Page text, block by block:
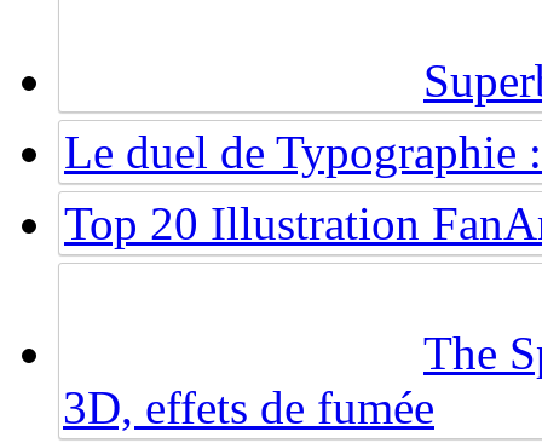
Le duel de
Top 20 Illustration
The
3D, effets de fumée